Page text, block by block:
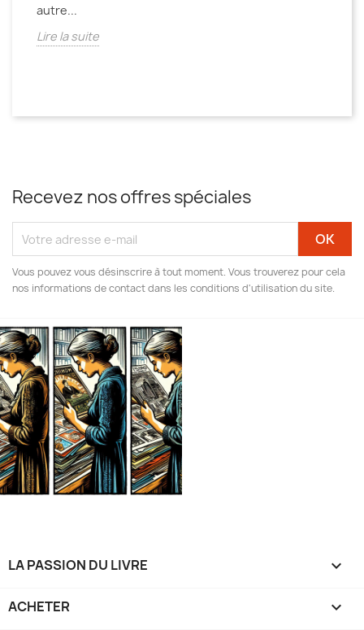
autre...
Lire la suite
Recevez nos offres spéciales
Vous pouvez vous désinscrire à tout moment. Vous trouverez pour cela
nos informations de contact dans les conditions d'utilisation du site.
LA PASSION DU LIVRE 
ACHETER 